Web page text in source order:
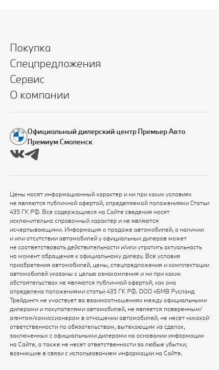
Покупка
Спецпредложения
Сервис
О компании
Официальный дилерский центр Премьер Авто
Премиум Смоленск
Цены носят информационный характер и ни при каких условиях
не являются публичной офертой, определяемой положениями Статьи
435 ГК РФ. Все содержащиеся на Сайте сведения носят
исключительно справочный характер и не являются
исчерпывающими. Информация о продаже автомобилей, о наличии
и или отсутствии автомобилей у официальных дилеров может
не соответствовать действительности и/или утратить актуальность
на момент обращения к официальному дилеру. Все условия
приобретения автомобилей, цены, спецпредложения и комплектации
автомобилей указаны с целью ознакомления и ни при каких
обстоятельствах не являются публичной офертой, как она
определена положениями статьи 435 ГК РФ. ООО «БМВ Русланд
Трейдинг» не участвует во взаимоотношениях между официальными
дилерами и покупателями автомобилей, не является поверенным/
агентом/комиссионером в отношении автомобилей, не несет никакой
ответственности по обязательствам, вытекающим из сделок,
заключенных с официальными дилерами на основании информации
на Сайте, а также не несет ответственности за любые убытки,
возникшие в связи с использованием информации на Сайте.